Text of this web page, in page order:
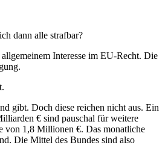
dann alle strafbar?
Interesse im EU-Recht. Die
gibt. Doch diese reichen nicht aus. Ein
€ sind pauschal für weitere
von 1,8 Millionen €. Das monatliche
Die Mittel des Bundes sind also